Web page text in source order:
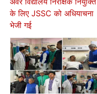
के लिए JSSC को अधियाचना
भेजी गई